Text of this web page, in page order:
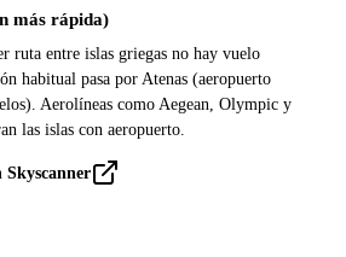
más rápida)
ruta entre islas griegas no hay vuelo
habitual pasa por Atenas (aeropuerto
Aerolíneas como Aegean, Olympic y
las islas con aeropuerto.
Skyscanner